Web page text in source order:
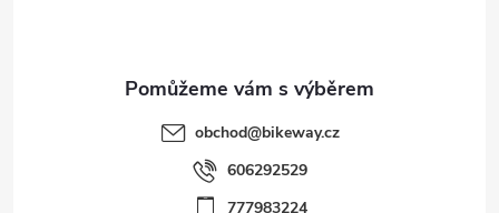
obchod@bikeway.cz
606292529
777983224